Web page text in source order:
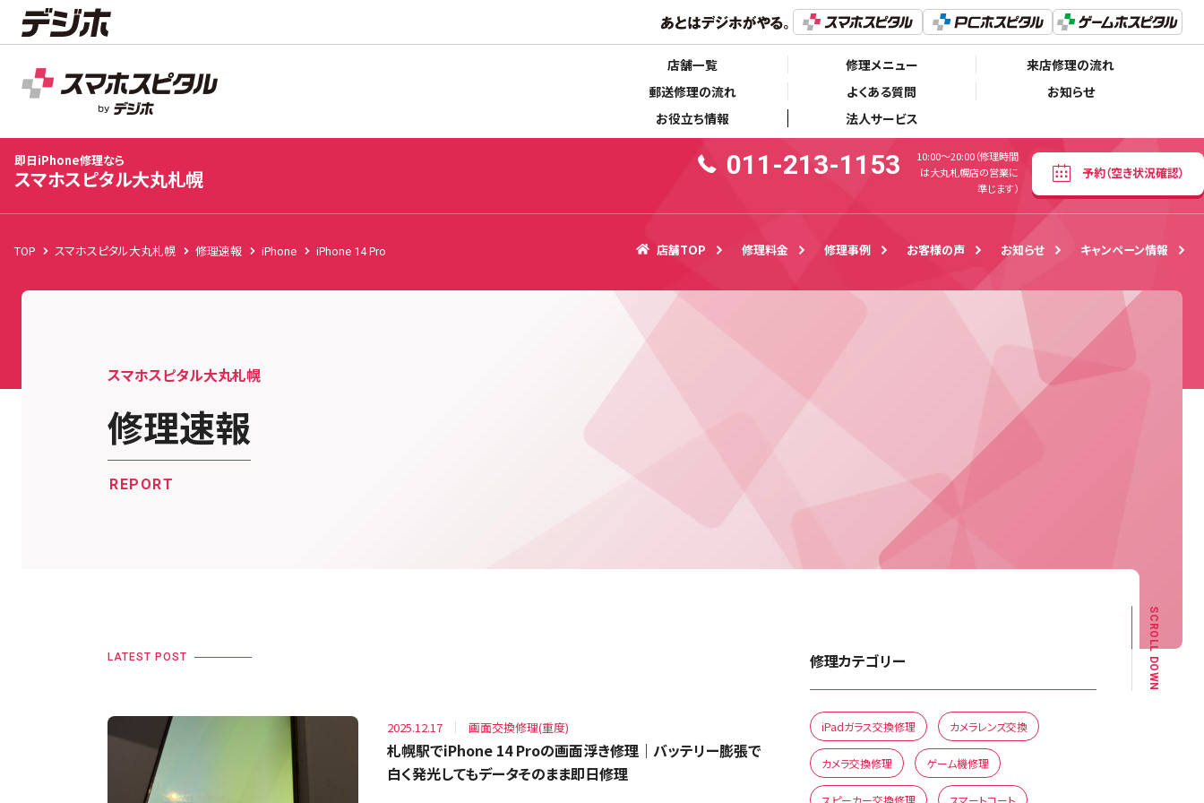
店舗一覧 修理メニュー
来店修理の流れ
郵送修理の流れ
よくある質問
お知らせ
お役立ち情報
法人サービス
スマホスピタル大丸札幌
店舗TOP 修理料金 修理事例 お客様の声 お知らせ キャンペーン情報
011-213-1153
10:00〜20:00（修理時間は大丸札幌店の営業に準じます）
予約（空き状況確認）
即日iPhone修理なら
スマホスピタル大丸札幌 011-213-1153
10:00〜20:00（修理時間
は大丸札幌店の営業に
準じます）
予約（空き状況確認）
TOP スマホスピタル大丸札幌 修理速報 iPhone iPhone 14 Pro 店舗TOP 修理料金 修理事例 お客様の声 お知らせ キャンペーン情報
スマホスピタル大丸札幌
修理速報
REPORT
SCROLL DOWN
LATEST POST
2025.12.17 画面交換修理(重度)
札幌駅でiPhone 14 Proの画面浮き修理｜バッテリー膨張で
白く発光してもデータそのまま即日修理
修理カテゴリー
iPadガラス交換修理 カメラレンズ交換
カメラ交換修理 ゲーム機修理
スピーカー交換修理 スマートコート